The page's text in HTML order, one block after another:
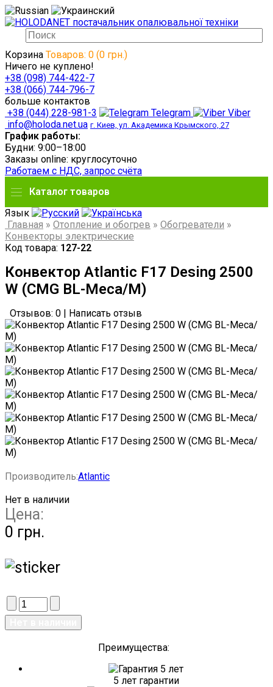
Корзина Товаров: 0 (0 грн.)
Ничего не куплено!
+38 (098) 744-422-7
+38 (066) 744-796-7
больше контактов
+38 (044) 228-981-3
Telegram
Viber
info@holoda.net.ua г. Киев, ул. Академика Крымского, 27
График работы:
Будни: 9:00–18:00
Заказы online: круглосуточно
Работаем с НДС, запрос счёта
Каталог товаров
Язык
Главная » Отопление и обогрев » Обогреватели »
Конвекторы электрические
Код товара: 127-22
Конвектор Atlantic F17 Desing 2500
W (CMG BL-Meca/М)
Отзывов: 0 Написать отзыв
Производитель:Atlantic
Нет в наличии
Цена:
0 грн.
Преимущества:
5 лет гарантии